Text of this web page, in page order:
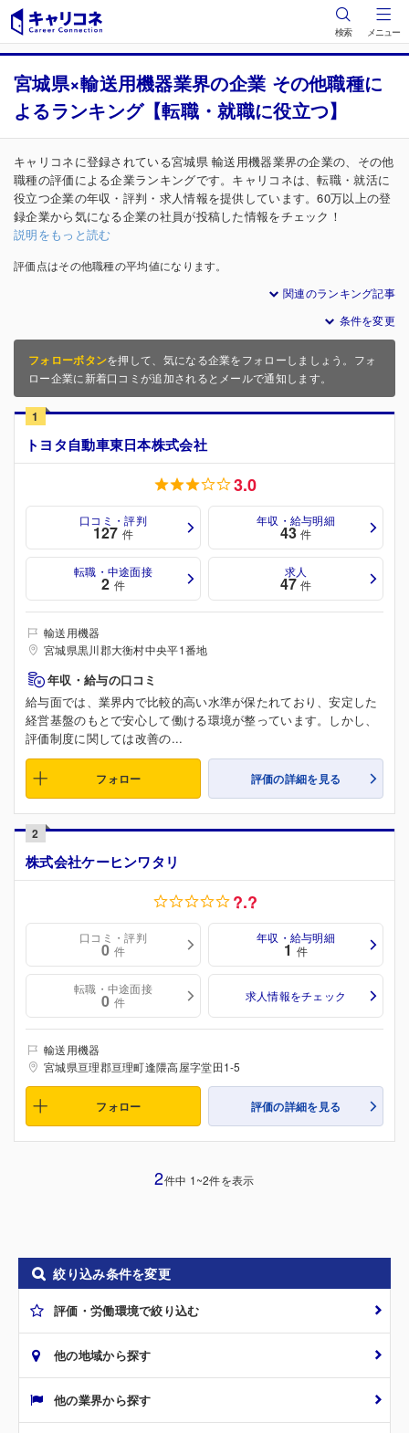
検索 メニュー
宮城県×輸送用機器業界の企業 その他職種に
よるランキング【転職・就職に役立つ】
キャリコネに登録されている宮城県 輸送用機器業界の企業の、その他
職種の評価による企業ランキングです。キャリコネは、転職・就活に
役立つ企業の年収・評判・求人情報を提供しています。60万以上の登
録企業から気になる企業の社員が投稿した情報をチェック！
説明をもっと読む
評価点はその他職種の平均値になります。
関連のランキング記事
条件を変更
フォローボタンを押して、気になる企業をフォローしましょう。フォ
ロー企業に新着口コミが追加されるとメールで通知します。
1
トヨタ自動車東日本株式会社
3.0
口コミ・評判
127 件
年収・給与明細
43 件
転職・中途面接
2 件
求人
47 件
輸送用機器
宮城県黒川郡大衡村中央平1番地
年収・給与の口コミ
給与面では、業界内で比較的高い水準が保たれており、安定した
経営基盤のもとで安心して働ける環境が整っています。しかし、
評価制度に関しては改善の...
フォロー 評価の詳細を見る
2
株式会社ケーヒンワタリ
?.?
口コミ・評判
0 件
年収・給与明細
1 件
転職・中途面接
0 件 求人情報をチェック
輸送用機器
宮城県亘理郡亘理町逢隈高屋字堂田1-5
フォロー 評価の詳細を見る
2件中 1~2件を表示
絞り込み条件を変更
評価・労働環境で絞り込む
他の地域から探す
他の業界から探す